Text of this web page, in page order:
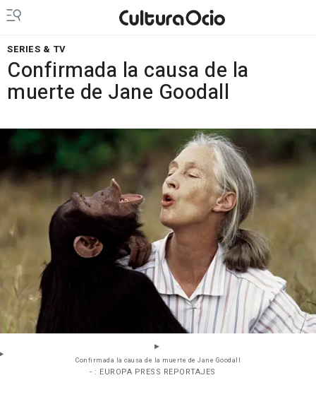
SERIES & TV
Confirmada la causa de la
muerte de Jane Goodall
Confirmada la causa de la muerte de Jane Goodall
- : EUROPA PRESS REPORTAJES